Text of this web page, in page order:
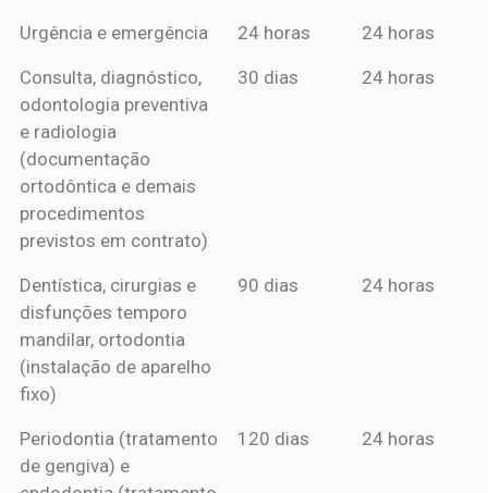
*Procedimentos Amil
*Pagamento
mensal*
*Pagamento
de crédito
Urgência e emergência 24 horas 24 horas
Consulta, diagnóstico,
odontologia preventiva
e radiologia
(documentação
ortodôntica e demais
procedimentos
previstos em contrato)
30 dias 24 horas
Dentística, cirurgias e
disfunções temporo
mandilar, ortodontia
(instalação de aparelho
fixo)
90 dias 24 horas
Periodontia (tratamento
de gengiva) e
120 dias 24 horas